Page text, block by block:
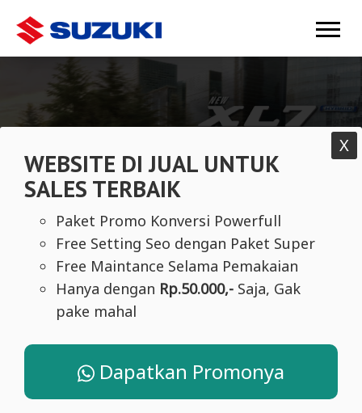
WEBSITE DI JUAL UNTUK
SALES TERBAIK
Paket Promo Konversi Powerfull
Free Setting Seo dengan Paket Super
Free Maintance Selama Pemakaian
Hanya dengan Rp.50.000,-Saja, Gak
pake mahal
Dapatkan Promonya
X
Mobile Banner 1